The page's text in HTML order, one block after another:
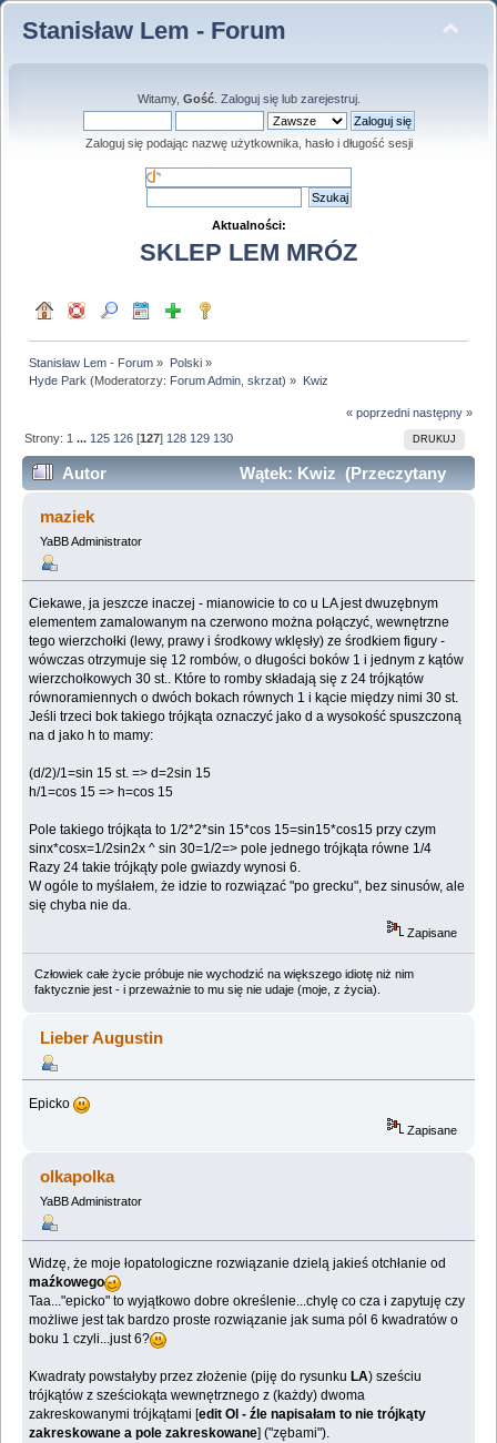
Stanisław Lem - Forum
Witamy, Gość. Zaloguj sięlub zarejestruj.
Zaloguj się podając nazwę użytkownika, hasło i długość sesji
Aktualności:
SKLEP LEM MRÓZ
Stanisław Lem - Forum » Polski»
Hyde Park (Moderatorzy: Forum Admin ,skrzat) » Kwiz
« poprzedni następny »
DRUKUJ
Strony: 1 ... 125 126 [127] 128 129 130
Autor
Wątek: Kwiz (Przeczytany
1945641 razy)
maziek
YaBB Administrator
Ciekawe, ja jeszcze inaczej - mianowicie to co u LA jest dwuzębnym
elementem zamalowanym na czerwono można połączyć, wewnętrzne
tego wierzchołki (lewy, prawy i środkowy wklęsły) ze środkiem figury -
wówczas otrzymuje się 12 rombów, o długości boków 1 i jednym z kątów
wierzchołkowych 30 st.. Które to romby składają się z 24 trójkątów
równoramiennych o dwóch bokach równych 1 i kącie między nimi 30 st.
Jeśli trzeci bok takiego trójkąta oznaczyć jako d a wysokość spuszczoną
na d jako h to mamy:
(d/2)/1=sin 15 st. => d=2sin 15
h/1=cos 15 => h=cos 15
Pole takiego trójkąta to 1/2*2*sin 15*cos 15=sin15*cos15 przy czym
sinx*cosx=1/2sin2x ^ sin 30=1/2=> pole jednego trójkąta równe 1/4
Razy 24 takie trójkąty pole gwiazdy wynosi 6.
W ogóle to myślałem, że idzie to rozwiązać "po grecku", bez sinusów, ale
się chyba nie da.
Zapisane
Człowiek całe życie próbuje nie wychodzić na większego idiotę niż nim
faktycznie jest - i przeważnie to mu się nie udaje (moje, z życia).
Lieber Augustin
Epicko
Zapisane
olkapolka
YaBB Administrator
Widzę, że moje łopatologiczne rozwiązanie dzielą jakieś otchłanie od
maźkowego
Taa..."epicko" to wyjątkowo dobre określenie...chylę co cza i zapytuję czy
możliwe jest tak bardzo proste rozwiązanie jak suma pól 6 kwadratów o
boku 1 czyli...just 6?
Kwadraty powstałyby przez złożenie (piję do rysunku LA) sześciu
trójkątów z sześciokąta wewnętrznego z (każdy) dwoma
zakreskowanymi trójkątami [edit Ol - źle napisałam to nie trójkąty
zakreskowane a pole zakreskowane] ("zębami").